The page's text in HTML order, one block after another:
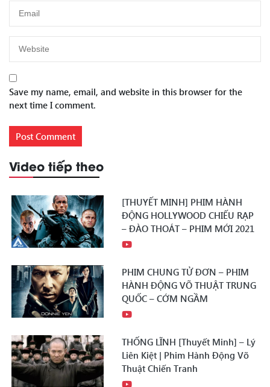
Save my name, email, and website in this browser for the
next time I comment.
Video tiếp theo
[THUYẾT MINH] PHIM HÀNH
ĐỘNG HOLLYWOOD CHIẾU RẠP
– ĐÀO THOÁT – PHIM MỚI 2021
PHIM CHUNG TỬ ĐƠN – PHIM
HÀNH ĐỘNG VÕ THUẬT TRUNG
QUỐC – CỚM NGẦM
THỐNG LĨNH [Thuyết Minh] – Lý
Liên Kiệt | Phim Hành Động Võ
Thuật Chiến Tranh